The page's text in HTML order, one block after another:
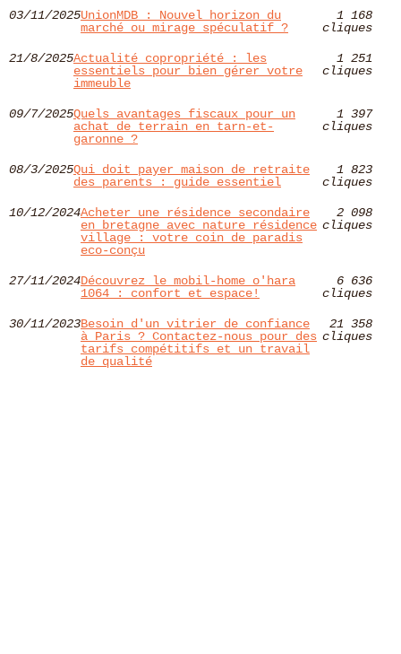
03/11/2025UnionMDB : Nouvel horizon du
marché ou mirage spéculatif ?
1 168
cliques
21/8/2025Actualité copropriété : les
essentiels pour bien gérer votre
immeuble
1 251
cliques
09/7/2025Quels avantages fiscaux pour un
achat de terrain en tarn-et-
garonne ?
1 397
cliques
08/3/2025Qui doit payer maison de retraite
des parents : guide essentiel
1 823
cliques
10/12/2024Acheter une résidence secondaire
en bretagne avec nature résidence
village : votre coin de paradis
eco-conçu
2 098
cliques
27/11/2024Découvrez le mobil-home o'hara
1064 : confort et espace!
6 636
cliques
30/11/2023Besoin d'un vitrier de confiance
à Paris ? Contactez-nous pour des
tarifs compétitifs et un travail
de qualité
21 358
cliques